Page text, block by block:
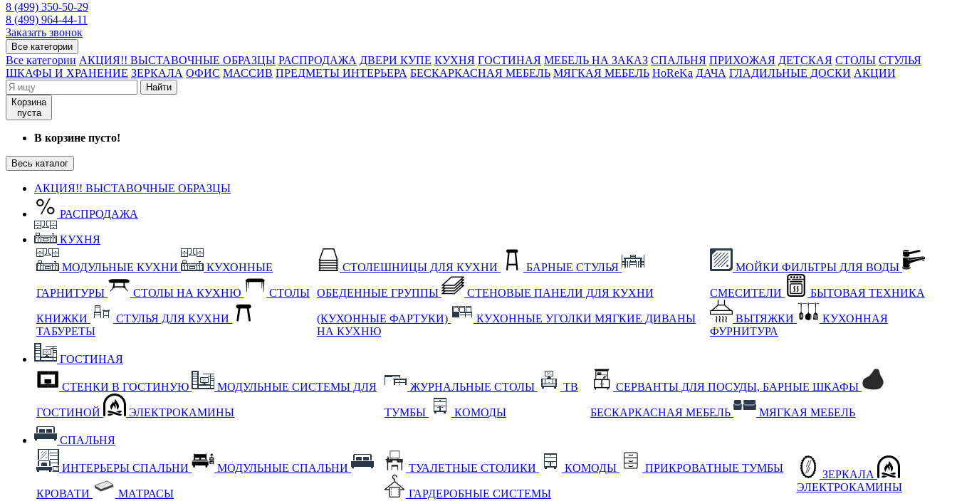
8 (499) 350-50-29
8 (499) 964-44-11
Заказать звонок
Все категории
Все категории АКЦИЯ!! ВЫСТАВОЧНЫЕ ОБРАЗЦЫ РАСПРОДАЖА ДВЕРИ КУПЕ КУХНЯ ГОСТИНАЯ МЕБЕЛЬ НА ЗАКАЗ СПАЛЬНЯ ПРИХОЖАЯ ДЕТСКАЯ СТОЛЫ СТУЛЬЯ
ШКАФЫ И ХРАНЕНИЕ ЗЕРКАЛА ОФИС МАССИВ ПРЕДМЕТЫ ИНТЕРЬЕРА БЕСКАРКАСНАЯ МЕБЕЛЬ МЯГКАЯ МЕБЕЛЬ HoReKa ДАЧА ГЛАДИЛЬНЫЕ ДОСКИ АКЦИИ
Найти
Корзина
пуста
В корзине пусто!
Весь каталог
АКЦИЯ!! ВЫСТАВОЧНЫЕ ОБРАЗЦЫ
РАСПРОДАЖА
КУХНЯ
МОДУЛЬНЫЕ КУХНИ КУХОННЫЕ
ГАРНИТУРЫ СТОЛЫ НА КУХНЮ СТОЛЫ
КНИЖКИ
СТУЛЬЯ ДЛЯ КУХНИ
ТАБУРЕТЫ
СТОЛЕШНИЦЫ ДЛЯ КУХНИ БАРНЫЕ СТУЛЬЯ
ОБЕДЕННЫЕ ГРУППЫ СТЕНОВЫЕ ПАНЕЛИ ДЛЯ КУХНИ
(КУХОННЫЕ ФАРТУКИ) КУХОННЫЕ УГОЛКИ МЯГКИЕ ДИВАНЫ
НА КУХНЮ
МОЙКИ ФИЛЬТРЫ ДЛЯ ВОДЫ
СМЕСИТЕЛИ БЫТОВАЯ ТЕХНИКА
ВЫТЯЖКИ
КУХОННАЯ
ФУРНИТУРА
ГОСТИНАЯ
СТЕНКИ В ГОСТИНУЮ МОДУЛЬНЫЕ СИСТЕМЫ ДЛЯ
ГОСТИНОЙ ЭЛЕКТРОКАМИНЫ
ЖУРНАЛЬНЫЕ СТОЛЫ ТВ
ТУМБЫ КОМОДЫ
СЕРВАНТЫ ДЛЯ ПОСУДЫ, БАРНЫЕ ШКАФЫ
БЕСКАРКАСНАЯ МЕБЕЛЬ МЯГКАЯ МЕБЕЛЬ
СПАЛЬНЯ
ИНТЕРЬЕРЫ СПАЛЬНИ МОДУЛЬНЫЕ СПАЛЬНИ
КРОВАТИ МАТРАСЫ
ТУАЛЕТНЫЕ СТОЛИКИ КОМОДЫ ПРИКРОВАТНЫЕ ТУМБЫ
ГАРДЕРОБНЫЕ СИСТЕМЫ
ЗЕРКАЛА
ЭЛЕКТРОКАМИНЫ